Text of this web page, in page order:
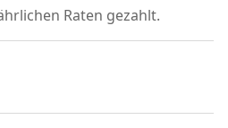
Raten gezahlt.